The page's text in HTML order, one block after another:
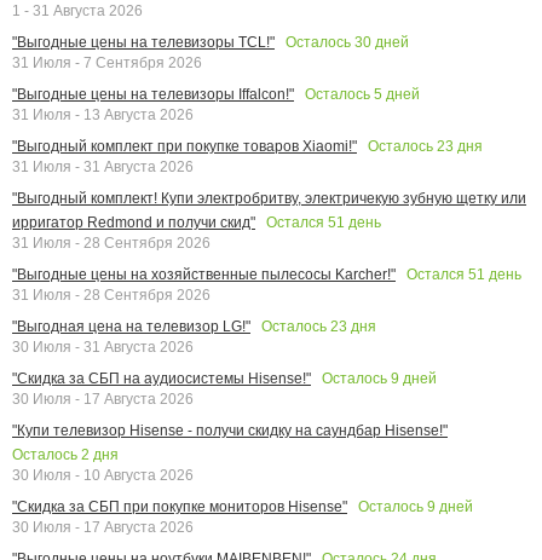
1 - 31 Августа 2026
"Выгодные цены на телевизоры TCL!"
Осталось 30 дней
31 Июля - 7 Сентября 2026
"Выгодные цены на телевизоры Iffalcon!"
Осталось 5 дней
31 Июля - 13 Августа 2026
"Выгодный комплект при покупке товаров Xiaomi!"
Осталось 23 дня
31 Июля - 31 Августа 2026
"Выгодный комплект! Купи электробритву, электричекую зубную щетку или
ирригатор Redmond и получи скид"
Остался 51 день
31 Июля - 28 Сентября 2026
"Выгодные цены на хозяйственные пылесосы Karcher!"
Остался 51 день
31 Июля - 28 Сентября 2026
"Выгодная цена на телевизор LG!"
Осталось 23 дня
30 Июля - 31 Августа 2026
"Скидка за СБП на аудиосистемы Hisense!"
Осталось 9 дней
30 Июля - 17 Августа 2026
"Купи телевизор Hisense - получи скидку на саундбар Hisense!"
Осталось 2 дня
30 Июля - 10 Августа 2026
"Скидка за СБП при покупке мониторов Hisense"
Осталось 9 дней
30 Июля - 17 Августа 2026